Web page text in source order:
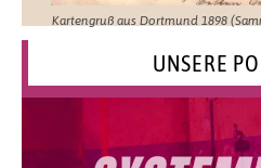
Kartengruß aus Dortmund 1898
UNSERE